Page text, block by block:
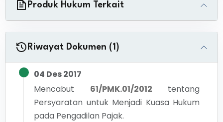
Produk Hukum Terkait
Riwayat Dokumen (1)
04 Des 2017
Mencabut
61/PMK.01/2012
tentang
Persyaratan untuk Menjadi Kuasa Hukum
pada Pengadilan Pajak.